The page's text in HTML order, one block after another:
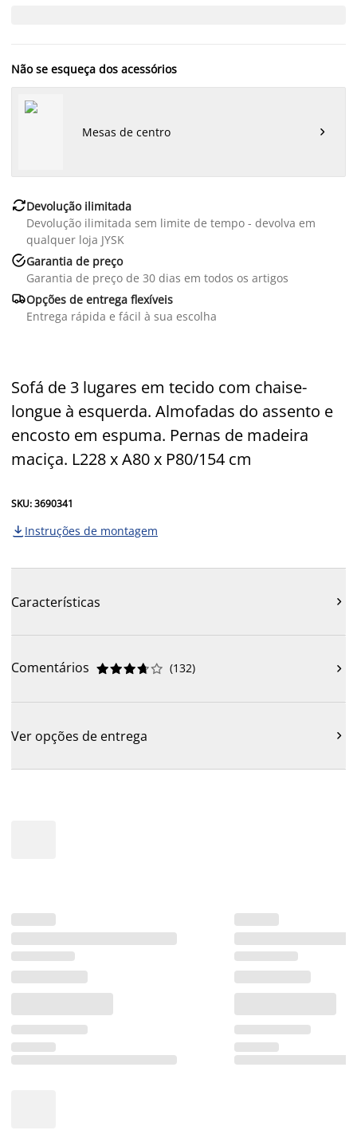
Não se esqueça dos acessórios
Mesas de centro 
Devolução ilimitada
Devolução ilimitada sem limite de tempo - devolva em
qualquer loja JYSK
Garantia de preço
Garantia de preço de 30 dias em todos os artigos
Opções de entrega flexíveis
Entrega rápida e fácil à sua escolha
Sofá de 3 lugares em tecido com chaise-
longue à esquerda. Almofadas do assento e
encosto em espuma. Pernas de madeira
maciça. L228 x A80 x P80/154 cm
SKU: 3690341
 Instruções de montagem
Características 
Comentários 




 (132) 
Ver opções de entrega 